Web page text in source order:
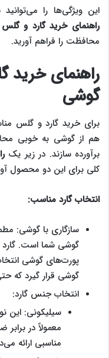
این ویژگی‌ها را
راهنمای خرید گارد و
محافظت را فراهم آورید.
راهنمای خرید
گوشی
برای خرید گارد و گلس
هم از گوشی به خوبی
برآورده سازند. در زیر یک
کلی برای این دو محصول
انتخاب گارد مناسب:
سازگاری با گوشی:
گوشی شما است. گارد
پورت‌های گوشی
گوشی قرار گیرد که
انتخاب جنس گارد:
سیلیکونی: این
معمولاً در
مناسبی ارائه